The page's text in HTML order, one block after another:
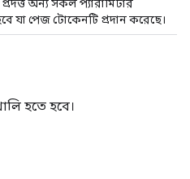
অন্য সকল প্যারামিটার
যা পেজ টোকেনটি প্রদান করেছে।
হতে হবে।